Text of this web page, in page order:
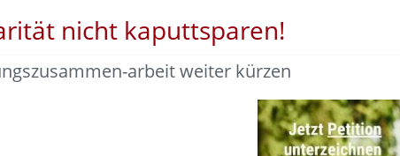
nicht kaputtsparen!
arbeit weiter kürzen